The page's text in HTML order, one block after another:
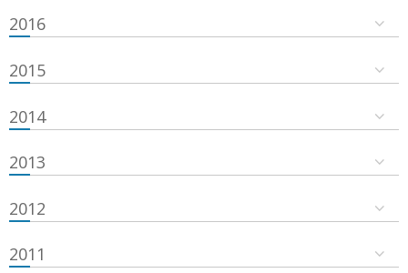
2016
2015
2014
2013
2012
2011